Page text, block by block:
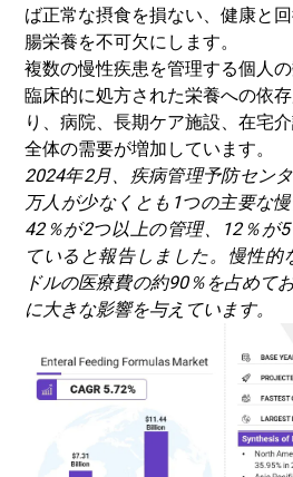
ば正常な摂食を損ない、健康と
腸栄養を不可欠にします。
複数の慢性疾患を管理する個人
臨床的に処方された栄養への依
り、病院、長期ケア施設、在宅
全体の需要が増加しています。
2024年2月、 疾病管理予防セン
万人が少なくとも1つの主要な
42％が2つ以上の管理、12％が
ていると報告しました。慢性的
ドルの医療費の約90％を占めて
に大きな影響を与えています。